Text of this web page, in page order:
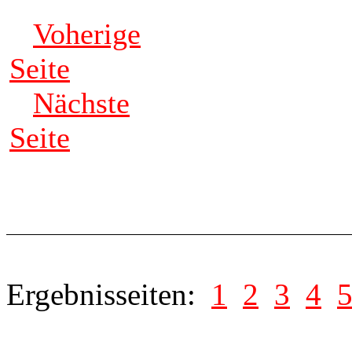
Voherige
Seite
Nächste
Seite
Ergebnisseiten: 1 2 3 4 5